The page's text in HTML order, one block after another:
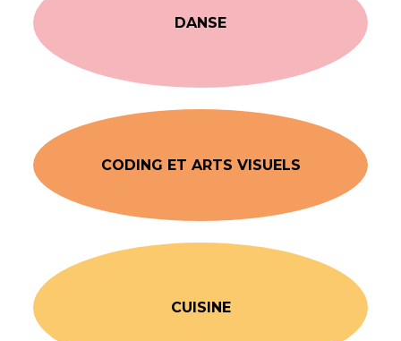
DANSE
CODING ET ARTS VISUELS
CUISINE